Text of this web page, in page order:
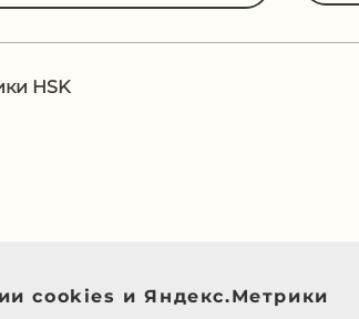
HSK
cookies и Яндекс.Метрики